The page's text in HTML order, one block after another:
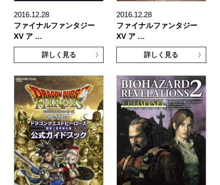
2016.12.28
ファイナルファンタジー
XV ア …
詳しく見る
2016.12.28
ファイナルファンタジー
XV ア …
詳しく見る